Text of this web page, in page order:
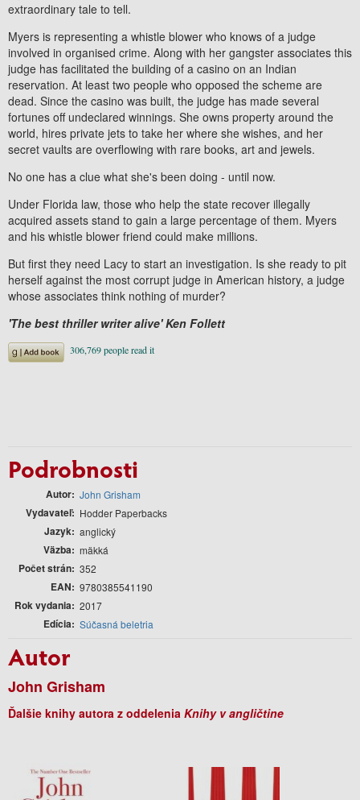
extraordinary tale to tell.
Myers is representing a whistle blower who knows of a judge
involved in organised crime. Along with her gangster associates this
judge has facilitated the building of a casino on an Indian
reservation. At least two people who opposed the scheme are
dead. Since the casino was built, the judge has made several
fortunes off undeclared winnings. She owns property around the
world, hires private jets to take her where she wishes, and her
secret vaults are overflowing with rare books, art and jewels.
No one has a clue what she's been doing - until now.
Under Florida law, those who help the state recover illegally
acquired assets stand to gain a large percentage of them. Myers
and his whistle blower friend could make millions.
But first they need Lacy to start an investigation. Is she ready to pit
herself against the most corrupt judge in American history, a judge
whose associates think nothing of murder?
'The best thriller writer alive' Ken Follett
Podrobnosti
Autor John Grisham
Vydavateľ Hodder Paperbacks
Jazyk anglický
Väzba mäkká
Počet strán 352
EAN 9780385541190
Rok vydania 2017
Edícia Súčasná beletria
Autor
John Grisham
Ďalšie knihy autora z oddelenia Knihy v angličtine